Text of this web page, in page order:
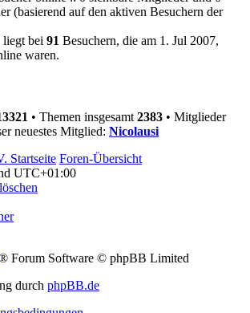
(basierend auf den aktiven Besuchern der
liegt bei 91 Besuchern, die am 1. Jul 2007,
waren.
• Themen insgesamt 2383 • Mitglieder
neuestes Mitglied: Nicolausi
Startseite Foren-Übersicht
UTC+01:00
Forum Software © phpBB Limited
durch phpBB.de